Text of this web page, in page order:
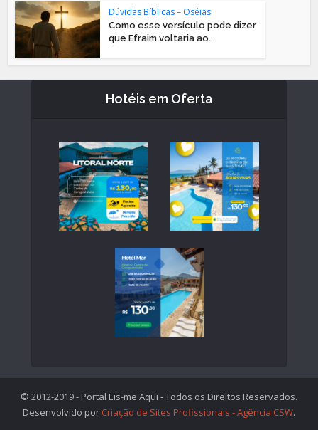
Dúvidas Bíblicas – Oséias
Como esse versículo pode dizer
que Efraim voltaria ao...
Hotéis em Oferta
© 2012-2019 - Portal Eis-me Aqui - Todos os Direitos Reservados.
Desenvolvido por Criação de Sites Profissionais - Agência CSW.